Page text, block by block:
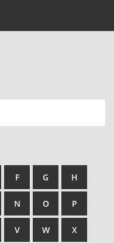
F G H
N O P
V W X